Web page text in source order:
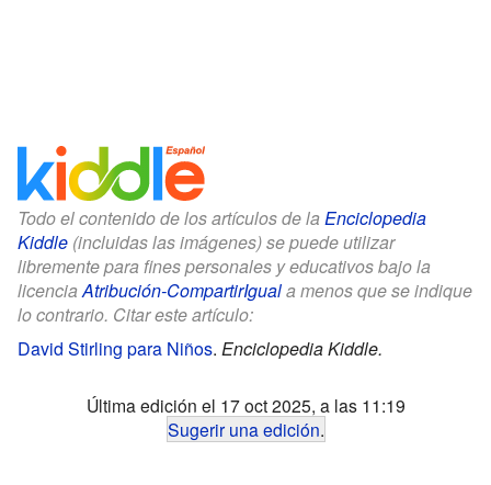
Todo el contenido de los artículos de la Enciclopedia
Kiddle (incluidas las imágenes) se puede utilizar
libremente para fines personales y educativos bajo la
licenciaAtribución-CompartirIguala menos que se indique
lo contrario. Citar este artículo:
David Stirling para Niños. Enciclopedia Kiddle.
Última edición el 17 oct 2025, a las 11:19
Sugerir una edición.